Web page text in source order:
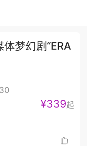
体梦幻剧“ERA
¥339起